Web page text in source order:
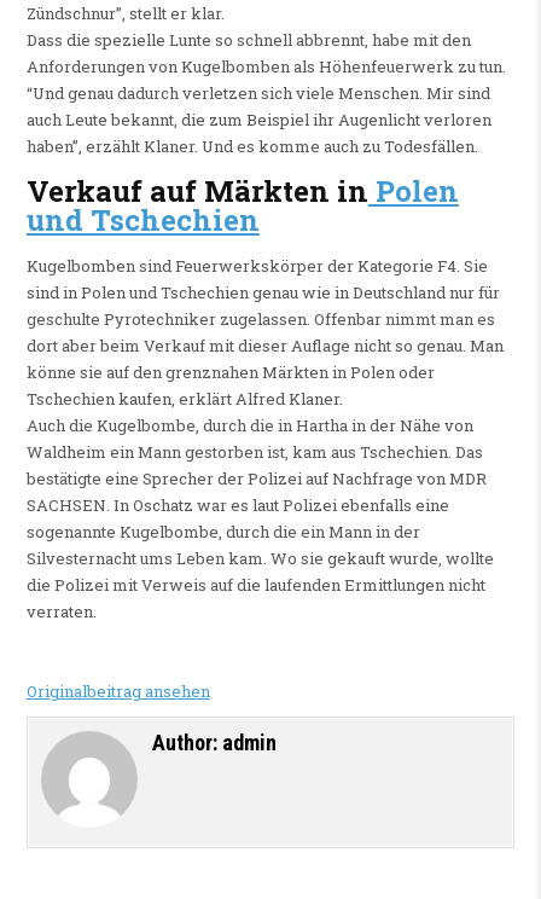
Zündschnur”, stellt er klar.
Dass die spezielle Lunte so schnell abbrennt, habe mit den
Anforderungen von Kugelbomben als Höhenfeuerwerk zu tun.
“Und genau dadurch verletzen sich viele Menschen. Mir sind
auch Leute bekannt, die zum Beispiel ihr Augenlicht verloren
haben”, erzählt Klaner. Und es komme auch zu Todesfällen.
Verkauf auf Märkten in Polen
und Tschechien
Kugelbomben sind Feuerwerkskörper der Kategorie F4. Sie
sind in Polen und Tschechien genau wie in Deutschland nur für
geschulte Pyrotechniker zugelassen. Offenbar nimmt man es
dort aber beim Verkauf mit dieser Auflage nicht so genau. Man
könne sie auf den grenznahen Märkten in Polen oder
Tschechien kaufen, erklärt Alfred Klaner.
Auch die Kugelbombe, durch die in Hartha in der Nähe von
Waldheim ein Mann gestorben ist, kam aus Tschechien. Das
bestätigte eine Sprecher der Polizei auf Nachfrage von MDR
SACHSEN. In Oschatz war es laut Polizei ebenfalls eine
sogenannte Kugelbombe, durch die ein Mann in der
Silvesternacht ums Leben kam. Wo sie gekauft wurde, wollte
die Polizei mit Verweis auf die laufenden Ermittlungen nicht
verraten.
Originalbeitrag ansehen
Author: admin